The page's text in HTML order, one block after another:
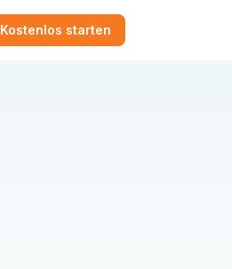
Kostenlos starten